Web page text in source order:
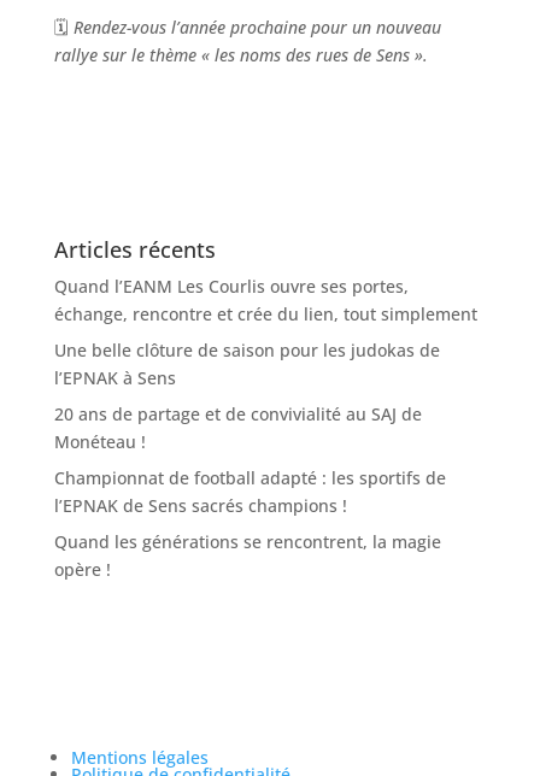
🗓 Rendez-vous l’année prochaine pour un nouveau
rallye sur le thème « les noms des rues de Sens ».
Articles récents
Quand l’EANM Les Courlis ouvre ses portes,
échange, rencontre et crée du lien, tout simplement
Une belle clôture de saison pour les judokas de
l’EPNAK à Sens
20 ans de partage et de convivialité au SAJ de
Monéteau !
Championnat de football adapté : les sportifs de
l’EPNAK de Sens sacrés champions !
Quand les générations se rencontrent, la magie
opère !
Mentions légales